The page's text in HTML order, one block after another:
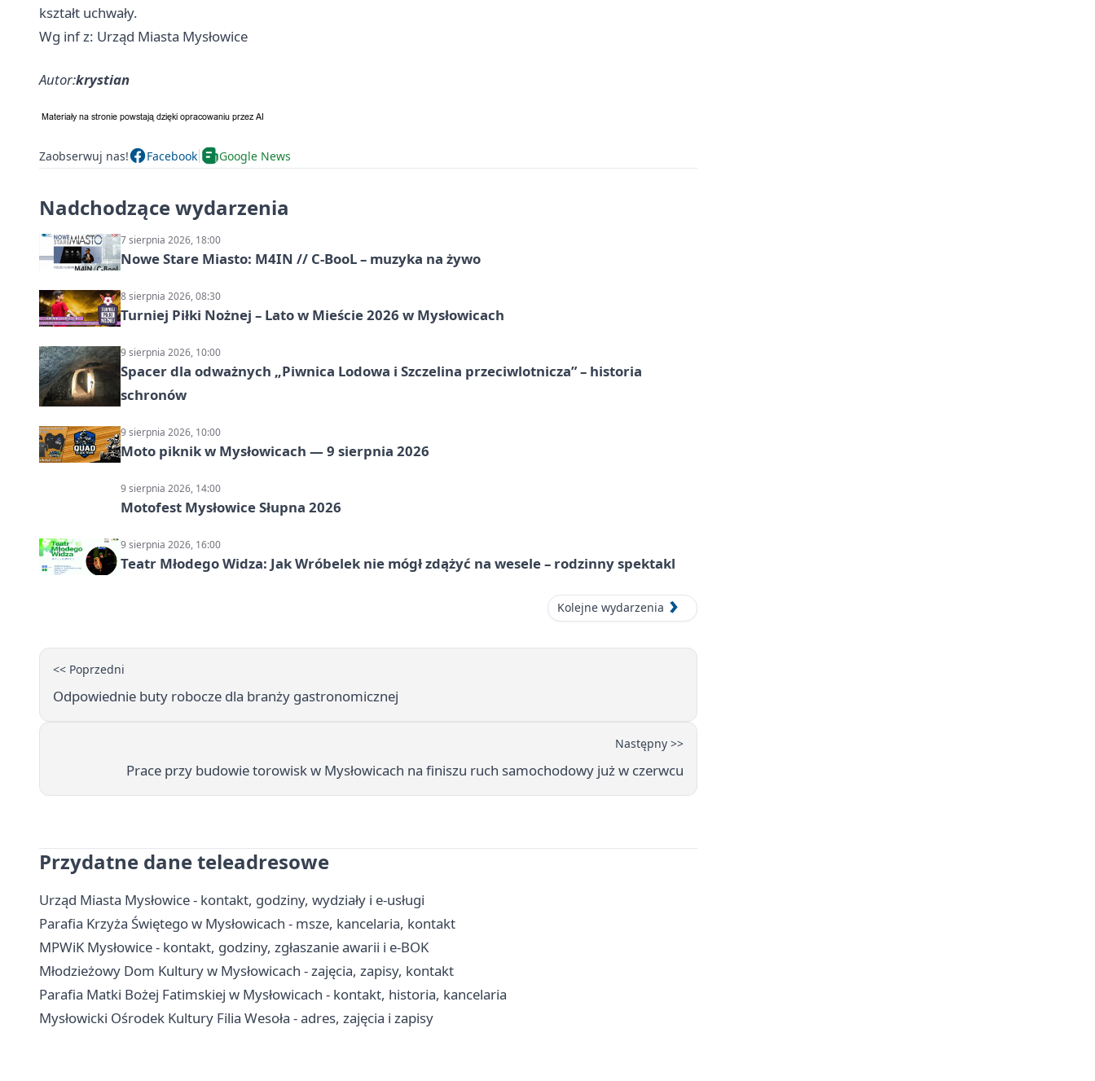
kształt uchwały.
Wg inf z: Urząd Miasta Mysłowice
Autor:krystian
Zaobserwuj nas! Facebook Google News
Nadchodzące wydarzenia
7 sierpnia 2026, 18:00
Nowe Stare Miasto: M4IN // C-BooL – muzyka na żywo
8 sierpnia 2026, 08:30
Turniej Piłki Nożnej – Lato w Mieście 2026 w Mysłowicach
9 sierpnia 2026, 10:00
Spacer dla odważnych „Piwnica Lodowa i Szczelina przeciwlotnicza” – historia
schronów
9 sierpnia 2026, 10:00
Moto piknik w Mysłowicach — 9 sierpnia 2026
9 sierpnia 2026, 14:00
Motofest Mysłowice Słupna 2026
9 sierpnia 2026, 16:00
Teatr Młodego Widza: Jak Wróbelek nie mógł zdążyć na wesele – rodzinny spektakl
Kolejne wydarzenia
<< Poprzedni
Odpowiednie buty robocze dla branży gastronomicznej
Następny >>
Prace przy budowie torowisk w Mysłowicach na finiszu ruch samochodowy już w czerwcu
Przydatne dane teleadresowe
Urząd Miasta Mysłowice - kontakt, godziny, wydziały i e-usługi
Parafia Krzyża Świętego w Mysłowicach - msze, kancelaria, kontakt
MPWiK Mysłowice - kontakt, godziny, zgłaszanie awarii i e-BOK
Młodzieżowy Dom Kultury w Mysłowicach - zajęcia, zapisy, kontakt
Parafia Matki Bożej Fatimskiej w Mysłowicach - kontakt, historia, kancelaria
Mysłowicki Ośrodek Kultury Filia Wesoła - adres, zajęcia i zapisy